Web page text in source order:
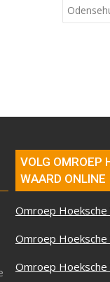
VOLG OMROEP
WAARD ONLINE
Omroep Hoeksche
Omroep
Omroep Hoeksche